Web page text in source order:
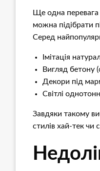
Ще одна перевага
можна підібрати
Серед
Імітація
Вигляд бетону
Декори під
Світлі
Завдяки такому
стилів хай-тек чи